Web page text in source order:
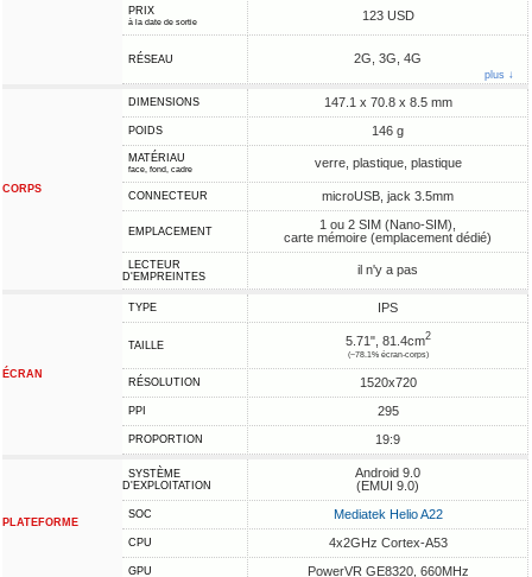
PRIX
à la date de sortie 123 USD
RÉSEAU 2G, 3G, 4G
plus ↓
CORPS
DIMENSIONS 147.1 x 70.8 x 8.5 mm
POIDS 146 g
MATÉRIAU
face, fond, cadre verre, plastique, plastique
CONNECTEUR microUSB, jack 3.5mm
EMPLACEMENT
1 ou 2 SIM (Nano-SIM),
carte mémoire (emplacement dédié)
LECTEUR
D'EMPREINTES
il n'y a pas
ÉCRAN
TYPE IPS
TAILLE 5.71", 81.4cm2
(~78.1% écran-corps)
RÉSOLUTION 1520x720
PPI 295
PROPORTION 19:9
PLATEFORME
SYSTÈME
D'EXPLOITATION
Android 9.0
(EMUI 9.0)
SOC Mediatek Helio A22
CPU 4x2GHz Cortex-A53
GPU PowerVR GE8320, 660MHz